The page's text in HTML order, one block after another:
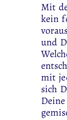
Mit
kein
und
mit
sich